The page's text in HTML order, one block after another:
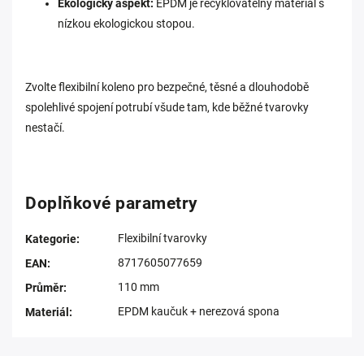
Ekologický aspekt: EPDM je recyklovatelný materiál s
nízkou ekologickou stopou.
Zvolte flexibilní koleno pro bezpečné, těsné a dlouhodobě
spolehlivé spojení potrubí všude tam, kde běžné tvarovky
nestačí.
Doplňkové parametry
Kategorie:
Flexibilní tvarovky
EAN:
8717605077659
Průměr:
110 mm
Materiál : EPDM kaučuk + nerezová spona